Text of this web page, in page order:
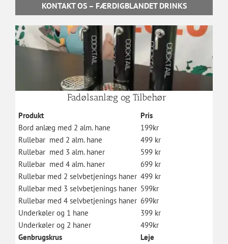
KONTAKT OS – FÆRDIGBLANDET DRINKS
Fadølsanlæg og Tilbehør
Produkt
Pris
Bord anlæg med 2 alm. hane
199kr
Rullebar med 2 alm. hane
499 kr
Rullebar med 3 alm. haner
599 kr
Rullebar med 4 alm. haner
699 kr
Rullebar med 2 selvbetjenings haner 499 kr
Rullebar med 3 selvbetjenings haner 599kr
Rullebar med 4 selvbetjenings haner 699kr
Underkøler og 1 hane
399 kr
Underkøler og 2 haner
499kr
Genbrugskrus
Leje